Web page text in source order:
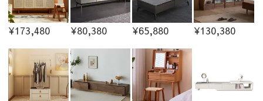
¥173,480 ¥80,380 ¥65,880 ¥130,380